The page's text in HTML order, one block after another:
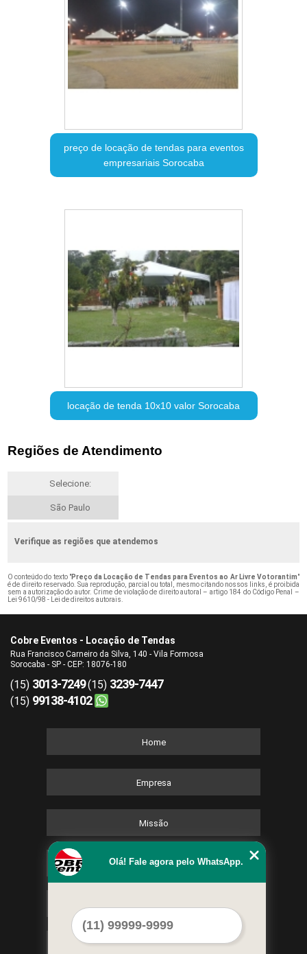
preço de locação de tendas para eventos
empresariais Sorocaba
locação de tenda 10x10 valor Sorocaba
Regiões de Atendimento
Selecione:
São Paulo
Verifique as regiões que atendemos
O conteúdo do texto "Preço da Locação de Tendas para Eventos ao Ar Livre Votorantim"
é de direito reservado. Sua reprodução, parcial ou total, mesmo citando nossos links, é proibida
sem a autorização do autor. Crime de violação de direito autoral – artigo 184 do Código Penal –
Lei 9610/98 - Lei de direitos autorais
Cobre Eventos - Locação de Tendas
Rua Francisco Carneiro da Silva, 140 - Vila Formosa
Sorocaba - SP - CEP: 18076-180
(15) 3013-7249(15) 3239-7447
(15) 99138-4102
Home
Empresa
Missão
Serviços
Mapa do site
Olá! Fale agora pelo WhatsApp.